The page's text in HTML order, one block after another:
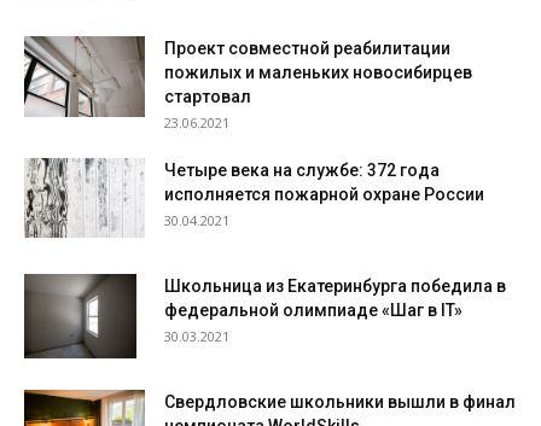
Проект совместной реабилитации
пожилых и маленьких новосибирцев
стартовал
23.06.2021
Четыре века на службе: 372 года
исполняется пожарной охране России
30.04.2021
Школьница из Екатеринбурга победила в
федеральной олимпиаде «Шаг в IT»
30.03.2021
Свердловские школьники вышли в финал